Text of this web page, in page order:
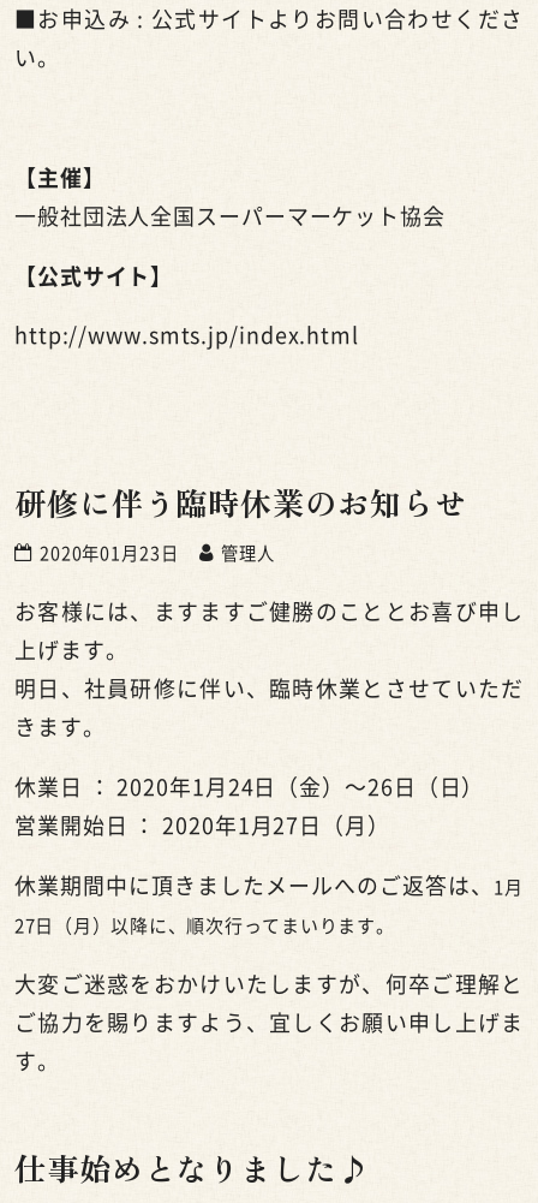
■お申込み : 公式サイト よりお問い合わせくださ
い。
【主催】
一般社団法人全国スーパーマーケット協会
【公式サイト】
http://www.smts.jp/index.html
研修に伴う臨時休業のお知らせ
2020年01月23日 管理人
お客様には、ますますご健勝のこととお喜び申し
上げます。
明日、社員研修に伴い、臨時休業とさせていただ
きます。
休業日 ：2020年1月24日（金）～26日（日）
営業開始日 ：2020年1月27日（月）
休業期間中に頂きましたメールへのご返答は、
1月
27日（月）以降に、順次行ってまいります。
大変ご迷惑をおかけいたしますが、何卒ご理解と
ご協力を賜りますよう、宜しくお願い申し上げま
す。
仕事始めとなりました♪